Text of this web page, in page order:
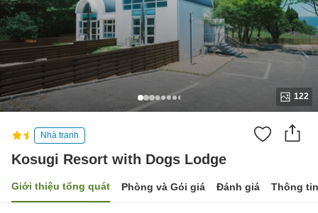
122
Nhà tranh
Kosugi Resort with Dogs Lodge
Giới thiệu tổng quát Phòng và Gói giá Đánh giá Thông